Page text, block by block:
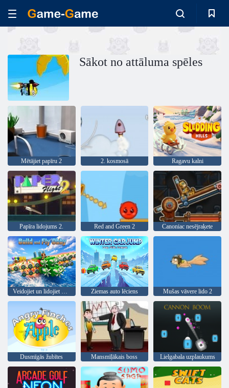
Sākot no attāluma spēles
Mētājiet papīru 2 2. kosmosā Ragavu kalni
Papīra lidojums 2. Red and Green 2 Canoniac nesējraķete
Veidojiet un lidojiet Obiju Ziemas auto lēciens Mušas vāvere lido 2
Dusmīgās žubītes Mansmīļākais boss Lielgabala uzplaukums